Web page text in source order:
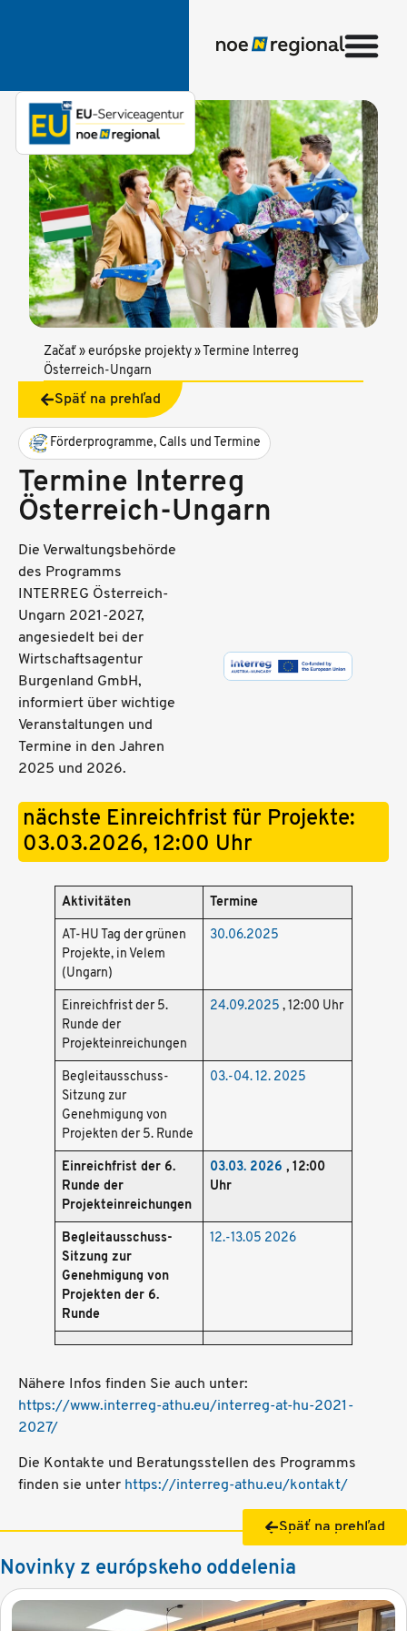
Začať»európske projekty»Termine Interreg
Österreich-Ungarn
Späť na prehľad
Förderprogramme, Calls und Termine
Termine Interreg
Österreich-Ungarn
Die Verwaltungsbehörde
des Programms
INTERREG Österreich-
Ungarn 2021-2027,
angesiedelt bei der
Wirtschaftsagentur
Burgenland GmbH,
informiert über wichtige
Veranstaltungen und
Termine in den Jahren
2025 und 2026.
nächste Einreichfrist für Projekte:
03.03.2026, 12:00 Uhr
Aktivitäten
Termine
AT-HU Tag der grünen
Projekte, in Velem
(Ungarn)
30.06.2025
Einreichfrist der 5.
Runde der
Projekteinreichungen
24.09.2025 , 12:00 Uhr
Begleitausschuss-
Sitzung zur
Genehmigung von
Projekten der 5. Runde
03.-04. 12. 2025
Einreichfrist der 6.
Runde der
Projekteinreichungen
03.03. 2026 , 12:00
Uhr
Begleitausschuss-
Sitzung zur
Genehmigung von
Projekten der 6.
Runde
12.-13.05 2026
Nähere Infos finden Sie auch unter:
https://www.interreg-athu.eu/interreg-at-hu-2021-
2027/
Die Kontakte und Beratungsstellen des Programms
finden sie unter https://interreg-athu.eu/kontakt/
Späť na prehľad
Novinky z európskeho oddelenia